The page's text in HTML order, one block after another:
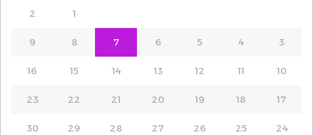
1
2
3
4
5
6
7
8
9
10
11
12
13
14
15
16
17
18
19
20
21
22
23
24
25
26
27
28
29
30